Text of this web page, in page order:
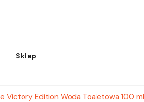
Sklep
Victory Edition Woda Toaletowa 100 ml